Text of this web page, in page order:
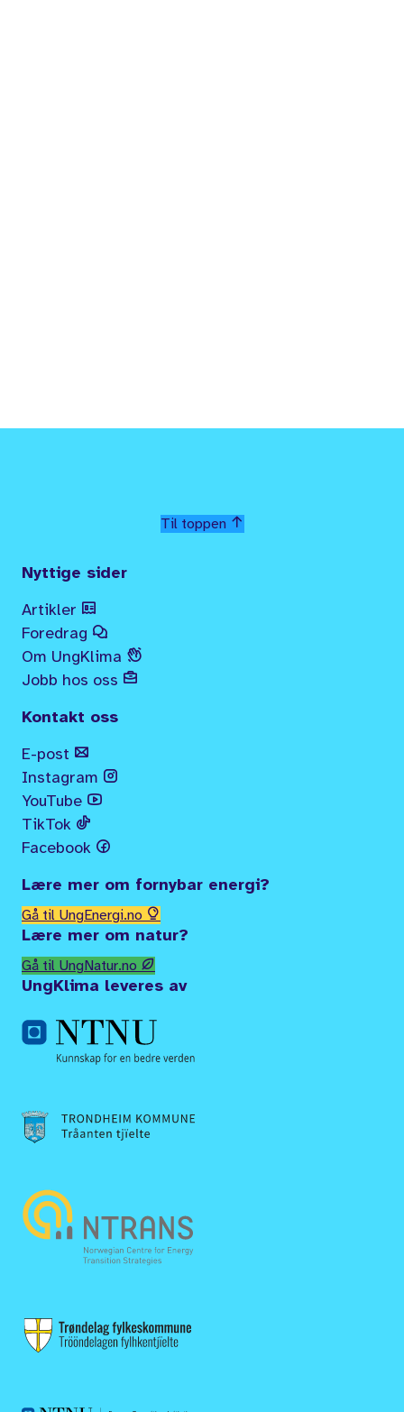
Til toppen
Nyttige sider
Artikler
Foredrag
Om UngKlima
Jobb hos oss
Kontakt oss
E-post
Instagram
YouTube
TikTok
Facebook
Lære mer om fornybar energi?
Gå til UngEnergi.no
Lære mer om natur?
Gå til UngNatur.no
UngKlima leveres av